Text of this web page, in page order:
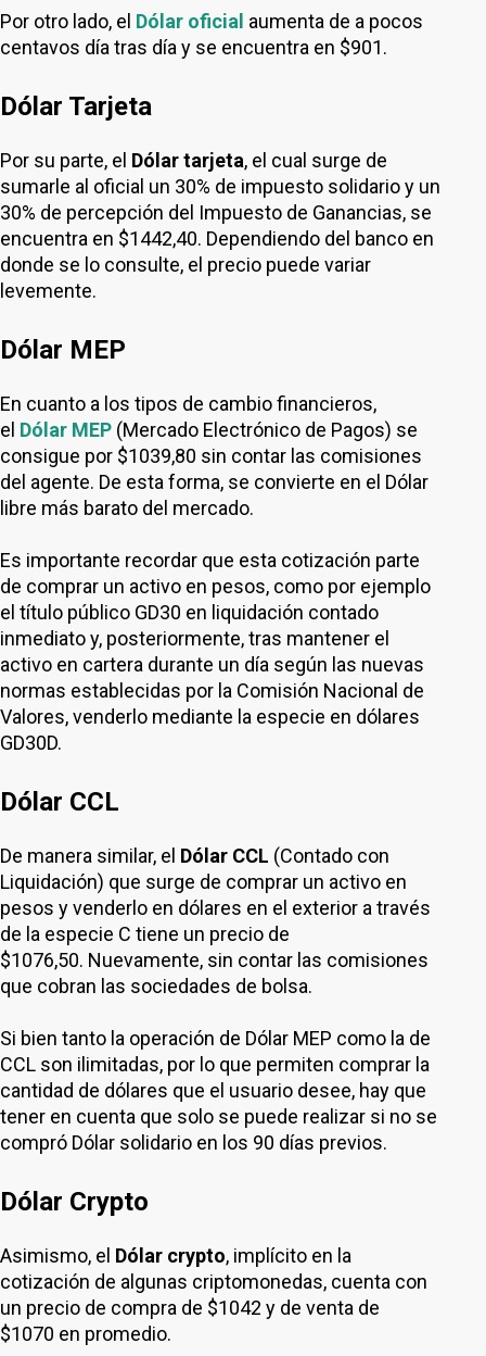
Por otro lado, el Dólar oficial aumenta de a pocos
centavos día tras día y se encuentra en $901.
Dólar Tarjeta
Por su parte, el Dólar tarjeta, el cual surge de
sumarle al oficial un 30% de impuesto solidario y un
30% de percepción del Impuesto de Ganancias, se
encuentra en $1442,40. Dependiendo del banco en
donde se lo consulte, el precio puede variar
levemente.
Dólar MEP
En cuanto a los tipos de cambio financieros,
el Dólar MEP (Mercado Electrónico de Pagos) se
consigue por $1039,80 sin contar las comisiones
del agente. De esta forma, se convierte en el Dólar
libre más barato del mercado.
Es importante recordar que esta cotización parte
de comprar un activo en pesos, como por ejemplo
el título público GD30 en liquidación contado
inmediato y, posteriormente, tras mantener el
activo en cartera durante un día según las nuevas
normas establecidas por la Comisión Nacional de
Valores, venderlo mediante la especie en dólares
GD30D.
Dólar CCL
De manera similar, el Dólar CCL (Contado con
Liquidación) que surge de comprar un activo en
pesos y venderlo en dólares en el exterior a través
de la especie C tiene un precio de
$1076,50. Nuevamente, sin contar las comisiones
que cobran las sociedades de bolsa.
Si bien tanto la operación de Dólar MEP como la de
CCL son ilimitadas, por lo que permiten comprar la
cantidad de dólares que el usuario desee, hay que
tener en cuenta que solo se puede realizar si no se
compró Dólar solidario en los 90 días previos.
Dólar Crypto
Asimismo, el Dólar crypto, implícito en la
cotización de algunas criptomonedas, cuenta con
un precio de compra de $1042 y de venta de
$1070 en promedio.